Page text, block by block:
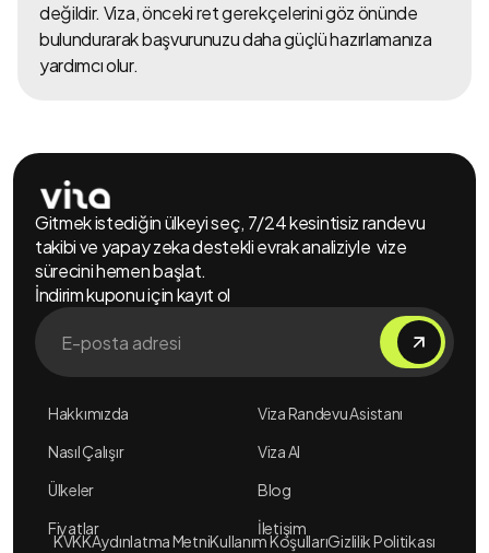
değildir. Viza, önceki ret gerekçelerini göz önünde
bulundurarak başvurunuzu daha güçlü hazırlamanıza
yardımcı olur.
Gitmek istediğin ülkeyi seç, 7/24 kesintisiz randevu
takibi ve yapay zeka destekli evrak analiziyle vize
sürecini hemen başlat.
İndirim kuponu için kayıt ol
Hakkımızda
Nasıl Çalışır
Ülkeler
Fiyatlar
Viza Randevu Asistanı
Viza AI
Blog
İletişim
KVKKAydınlatma MetniKullanım KoşullarıGizlilik Politikası